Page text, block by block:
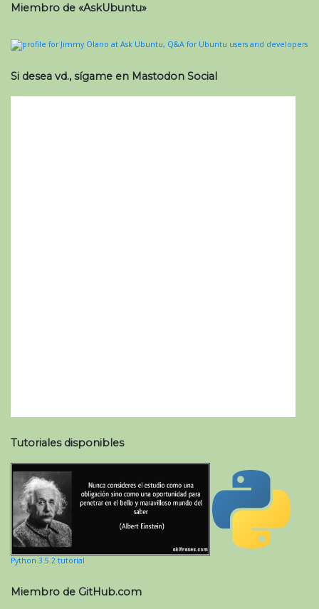
Miembro de «AskUbuntu»
Si desea vd., sígame en Mastodon Social
Tutoriales disponibles
Python 3.5.2 tutorial
Miembro de GitHub.com